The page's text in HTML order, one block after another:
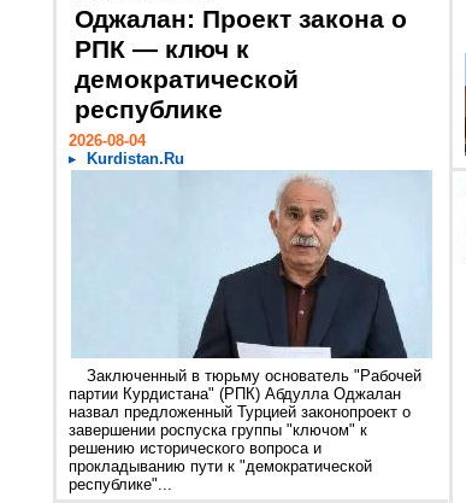
Оджалан: Проект закона о
РПК — ключ к
демократической
республике
2026-08-04
Kurdistan.Ru
Заключенный в тюрьму основатель "Рабочей
партии Курдистана" (РПК) Абдулла Оджалан
назвал предложенный Турцией законопроект о
завершении роспуска группы "ключом" к
решению исторического вопроса и
прокладыванию пути к "демократической
республике"...